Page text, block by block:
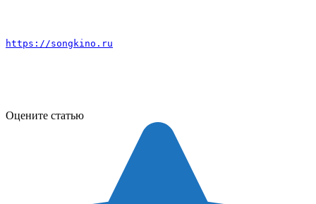
https://songkino.ru
Оцените статью